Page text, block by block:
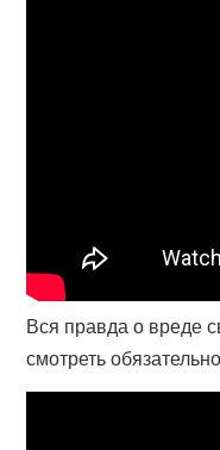
Вся правда о вреде
смотреть